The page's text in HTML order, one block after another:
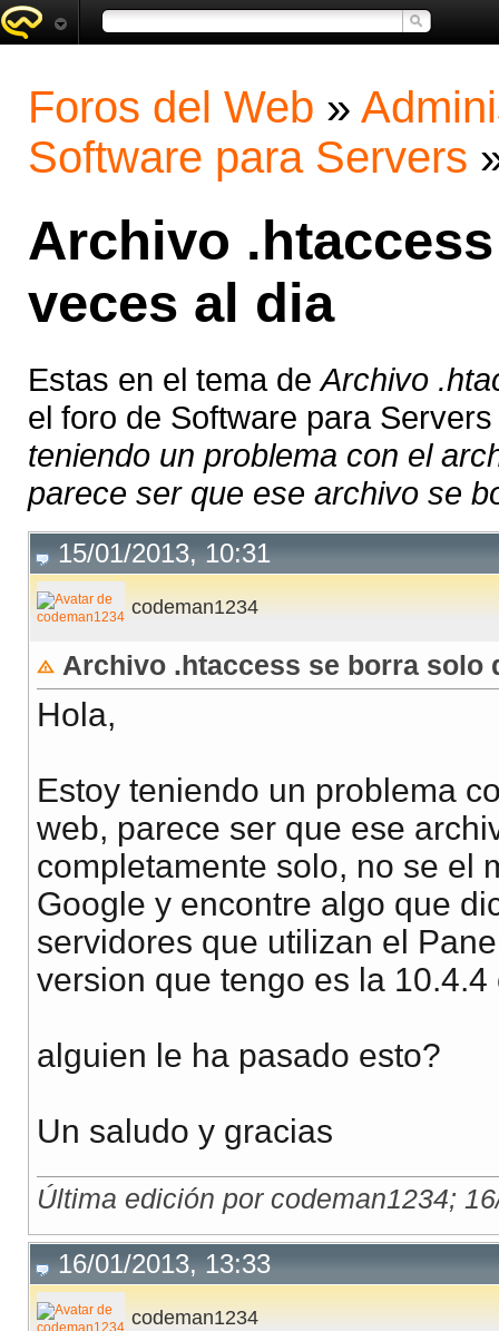
Foros del Web »
Software para Servers
Archivo
veces al dia
Estas en el tema deArchivo
el foro de Software para
teniendo un problema con el
parece ser que ese archivo se
15/01/2013, 10:31
codeman1234
Archivo .htaccess se borra solo
Hola,
Estoy teniendo un problema
web, parece ser que ese
completamente solo, no se el
Google y encontre algo que
servidores que utilizan el
version que tengo es la
alguien le ha pasado esto?
Un saludo y gracias
Última edición por codeman1234;
16/01/2013, 13:33
codeman1234